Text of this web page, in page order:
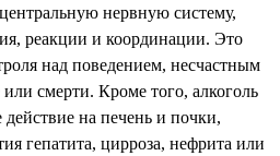
нервную систему,
реакции и координации. Это
над поведением, несчастным
смерти. Кроме того, алкоголь
действие на печень и почки,
гепатита, цирроза, нефрита или